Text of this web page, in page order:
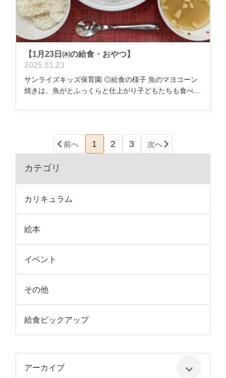
【1月23日㈭の給食・おやつ】
2025.01.23
サンライズキッズ保育園 ◎給食の様子 魚のマヨコーン
焼きは、魚がとふっくらと仕上がり子どもたちも食べ...
前へ 1 2 3 次へ
カテゴリ
カリキュラム
絵本
イベント
その他
給食ピックアップ
アーカイブ